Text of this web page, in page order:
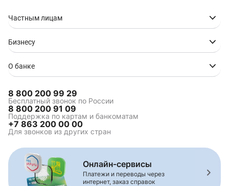
Частным лицам
Бизнесу
О банке
8 800 200 99 29
Бесплатный звонок по России
8 800 200 91 09
Поддержка по картам и банкоматам
+7 863 200 00 00
Для звонков из других стран
Онлайн-сервисы
Платежи и переводы через
интернет, заказ справок